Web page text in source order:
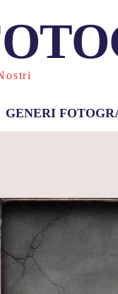
GENERI